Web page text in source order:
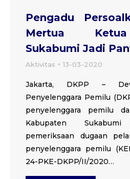
Pengadu
Mertua
Sukabumi Jadi
Aktivitas 13-03-2020
Jakarta, DKPP –
Penyelenggara Pemilu
penyelenggara pemilu
Kabupaten
pemeriksaan dugaan
penyelenggara pemilu
24-PKE-DKPP/II/2020…